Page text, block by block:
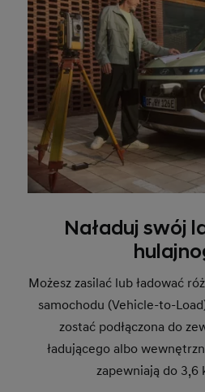
Naładuj swój
Możesz zasilać lub ładować
samochodu (Vehicle-to-
zostać podłączona do
ładującego albo
zapewniają do 3,6